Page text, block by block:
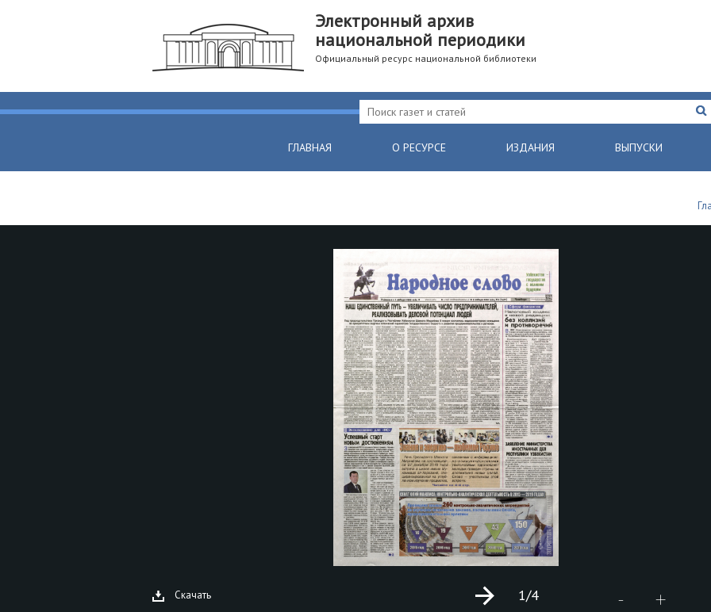
Электронный архив
национальной периодики
Официальный ресурс национальной библиотеки
ГЛАВНАЯ О РЕСУРСЕ ИЗДАНИЯ ВЫПУСКИ
Скачать - +
1/4